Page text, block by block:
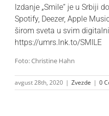
Izdanje „Smile“ je u Srbiji
Spotify, Deezer, Apple
širom sveta u svim
https://umrs.lnk.to/SMILE
Foto: Christine Hahn
avgust 28th, 2020 | Zvezde | 0